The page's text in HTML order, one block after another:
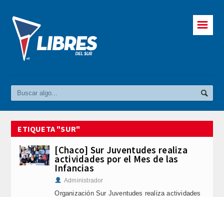
☰
ETIQUETA "SUR"
[Chaco] Sur Juventudes realiza
actividades por el Mes de las
Infancias
Administrador
Organización Sur Juventudes realiza actividades